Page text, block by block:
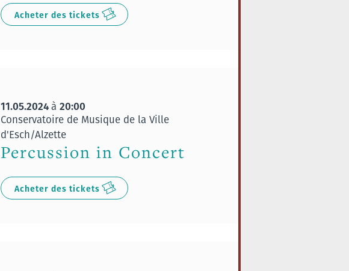
Acheter des tickets
11.05.2024à 20:00
Conservatoire de Musique de la Ville
d'Esch/Alzette
Percussion in Concert
Acheter des tickets